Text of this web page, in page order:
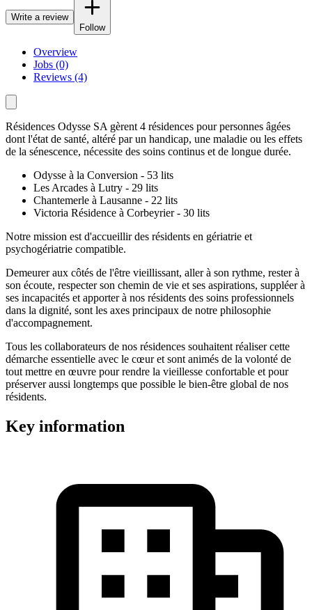
Write a review
Follow
Overview
Jobs (0)
Reviews (4)
Résidences Odysse SA gèrent 4 résidences pour personnes âgées
dont l'état de santé, altéré par un handicap, une maladie ou les effets
de la sénescence, nécessite des soins continus et de longue durée.
Odysse à la Conversion - 53 lits
Les Arcades à Lutry - 29 lits
Chantemerle à Lausanne - 22 lits
Victoria Résidence à Corbeyrier - 30 lits
Notre mission est d'accueillir des résidents en gériatrie et
psychogériatrie compatible.
Demeurer aux côtés de l'être vieillissant, aller à son rythme, rester à
son écoute, respecter son chemin de vie et ses aspirations, suppléer à
ses incapacités et apporter à nos résidents des soins professionnels
dans la dignité, sont les axes principaux de notre philosophie
d'accompagnement.
Tous les collaborateurs de nos résidences souhaitent réaliser cette
démarche essentielle avec le cœur et sont animés de la volonté de
tout mettre en œuvre pour rendre la vieillesse confortable et pour
préserver aussi longtemps que possible le bien-être global de nos
résidents.
Key information